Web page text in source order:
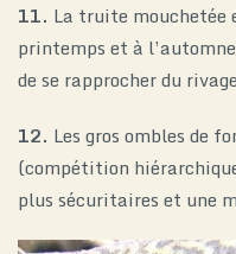
11. La truite
printemps et à
de se rapprocher du
12. Les gros ombles de
(compétition
plus sécuritaires et une